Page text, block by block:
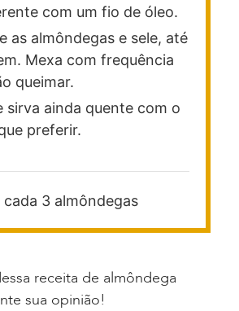
com um fio de óleo.
as almôndegas e sele, até
Mexa com frequência
queimar.
sirva ainda quente com o
preferir.
cada 3 almôndegas
receita de almôndega
sua opinião!